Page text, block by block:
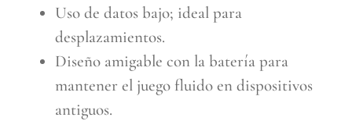
Uso de datos bajo; ideal para
desplazamientos.
Diseño amigable con la batería para
mantener el juego fluido en dispositivos
antiguos.